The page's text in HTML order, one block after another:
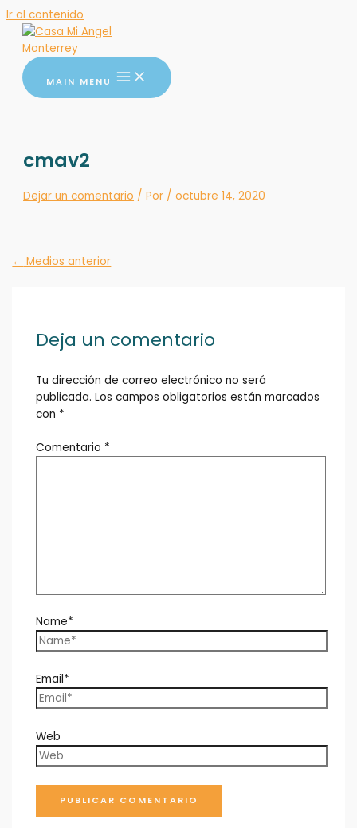
Ir al contenido
MAIN MENU
cmav2
Dejar un comentario / Por /octubre 14, 2020
← Medios anterior
Deja un comentario
Tu dirección de correo electrónico no será
publicada. Los campos obligatorios están marcados
con *
Comentario *
Name*
Email*
Web